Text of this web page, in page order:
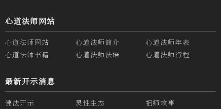
心道法师网站
心道法师网站 心道法师简介
心道法师年表
心道法师书籍
心道法师法语 心道法师行程
最新开示消息
佛法开示 灵性生态
祖师故事